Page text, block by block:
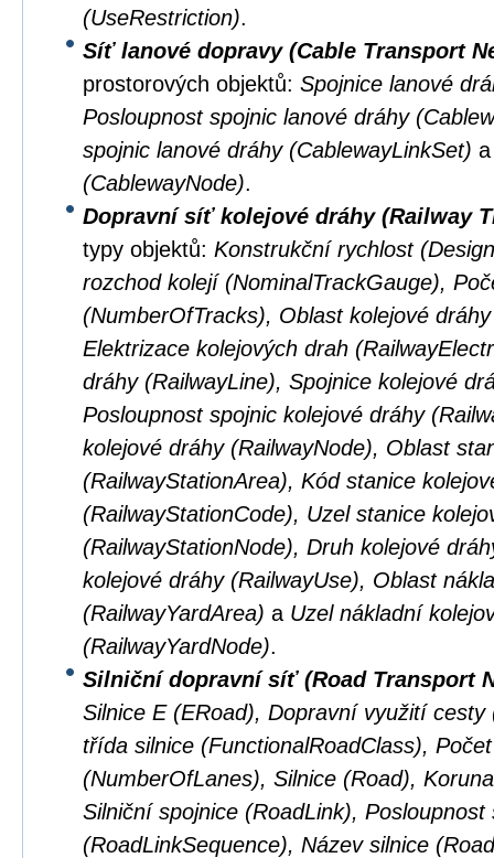
(UseRestriction).
Síť lanové dopravy (Cable Transport
prostorových objektů: Spojnice lanové
Posloupnost spojnic lanové dráhy
spojnic lanové dráhy (CablewayLinkSet)
(CablewayNode).
Dopravní síť kolejové dráhy (Railway
typy objektů: Konstrukční rychlost
rozchod kolejí (NominalTrackGauge),
(NumberOfTracks), Oblast kolejové
Elektrizace kolejových drah
dráhy (RailwayLine), Spojnice kolejové
Posloupnost spojnic kolejové dráhy
kolejové dráhy (RailwayNode), Oblast
(RailwayStationArea), Kód stanice
(RailwayStationCode), Uzel stanice
(RailwayStationNode), Druh kolejové
kolejové dráhy (RailwayUse), Oblast
(RailwayYardArea) a Uzel nákladní
(RailwayYardNode).
Silniční dopravní síť (Road Transport
Silnice E (ERoad), Dopravní využití
třída silnice (FunctionalRoadClass),
(NumberOfLanes), Silnice (Road),
Silniční spojnice (RoadLink), Posloupnost
(RoadLinkSequence), Název silnice